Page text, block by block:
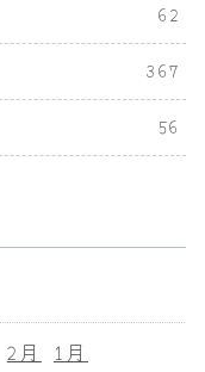
62
367
56
2月 1月